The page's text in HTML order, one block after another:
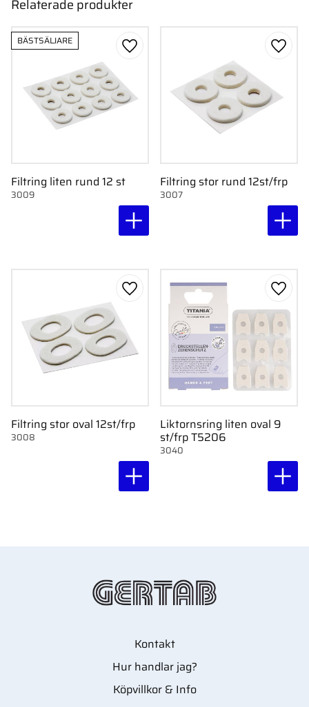
Relaterade produkter
Filtring liten rund 12 st
3009
BÄSTSÄLJARE
Lägg till i favoriter
Filtring stor rund 12st/frp
3007
Lägg
Filtring stor oval 12st/frp
3008
Lägg till i favoriter
Liktornsring liten oval 9
st/frp T5206
3040
Lägg
Kontakt
Hur handlar jag?
Köpvillkor & Info